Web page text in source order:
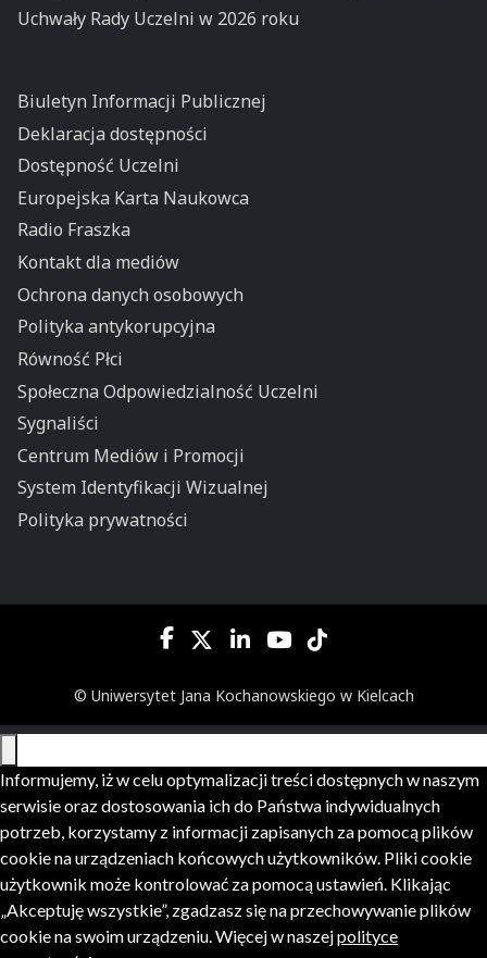
Uchwały Rady Uczelni w 2026 roku
Biuletyn Informacji Publicznej
Deklaracja dostępności
Dostępność Uczelni
Europejska Karta Naukowca
Radio Fraszka
Kontakt dla mediów
Ochrona danych osobowych
Polityka antykorupcyjna
Równość Płci
Społeczna Odpowiedzialność Uczelni
Sygnaliści
Centrum Mediów i Promocji
System Identyfikacji Wizualnej
Polityka prywatności
© Uniwersytet Jana Kochanowskiego w Kielcach
Informujemy, iż w celu optymalizacji treści dostępnych w naszym
serwisie oraz dostosowania ich do Państwa indywidualnych
potrzeb, korzystamy z informacji zapisanych za pomocą plików
cookie na urządzeniach końcowych użytkowników. Pliki cookie
użytkownik może kontrolować za pomocą ustawień. Klikając
„Akceptuję wszystkie”, zgadzasz się na przechowywanie plików
cookie na swoim urządzeniu. Więcej w naszejpolityce